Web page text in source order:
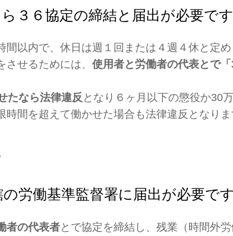
３６協定の締結と届出が必要です
以内で、休日は週１回または４週４休と定め
させるためには、使用者と労働者の代表とで
たなら法律違反 となり６ヶ月以下の懲役か30
間を超えて働かせた場合も法律違反となりま
労働基準監督署に届出が必要です
者の代表者とで協定を締結し、残業（時間外